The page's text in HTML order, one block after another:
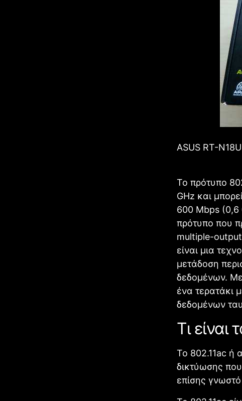
ASUS RT-
Το πρότυπο
GHz και
600 Mbps (0,6
πρότυπο που
multiple-
είναι μια
μετάδοση
δεδομένων.
ένα τερατάκι
δεδομένων
Τι είναι
Το 802.11ac ή
δικτύωσης
επίσης